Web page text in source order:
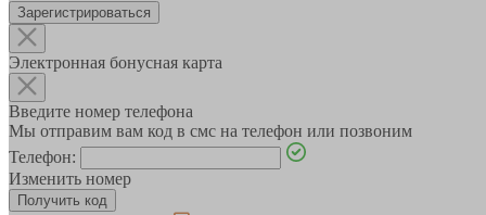
Зарегистрироваться
Электронная бонусная карта
Введите номер телефона
Мы отправим вам код в смс на телефон или позвоним
Телефон:
Изменить номер